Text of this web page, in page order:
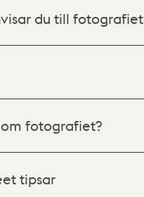
du till fotografiet
fotografiet?
tipsar